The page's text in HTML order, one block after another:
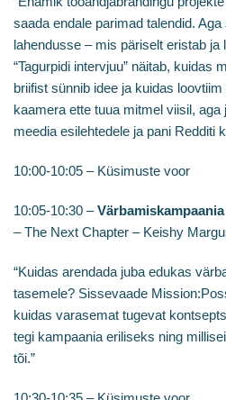
saada endale parimad talendid.
lahendusse – mis päriselt eristab ja
“Tagurpidi intervjuu” näitab, kuidas
briifist sünnib idee ja kuidas
kaamera ette tuua mitmel viisil, aga
meedia esilehtedele ja pani Redditi
10:00-10:05 – Küsimuste voor
10:05-10:30 –Värbamiskampaania
– The Next Chapter – Keishy
“Kuidas arendada juba edukas
tasemele? Sissevaade
kuidas varasemat tugevat
tegi kampaania eriliseks ning
tõi.”